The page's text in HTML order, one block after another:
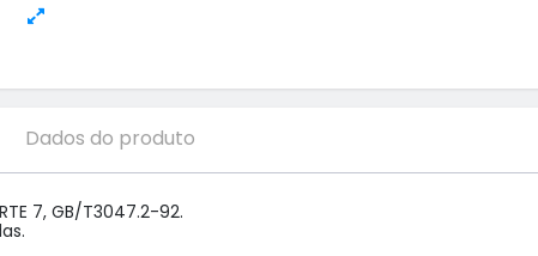
Dados do produto
7, GB/T3047.2-92.